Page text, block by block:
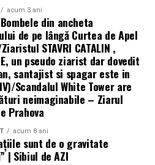
al unei munci susținute
curajul să creadă că un
prestigiu
acum 3 ani
din ancheta
de pe lângă Curtea de Apel
STAVRI CATALIN ,
un pseudo ziarist dar dovedit
santajist si spagar este in
Scandalul White Tower are
neimaginabile – Ziarul
Prahova
acum 8 ani
sunt de o gravitate
| Sibiul de AZI